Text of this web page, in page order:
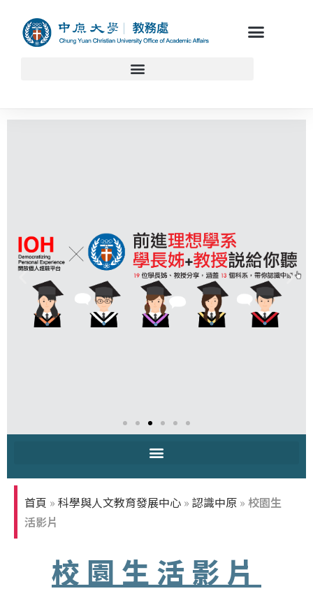
中原大學IOH學
生經驗分享
首頁 » 科學與人文教育發展中心 » 認識中原 » 校園生
活影片
校園生活影片